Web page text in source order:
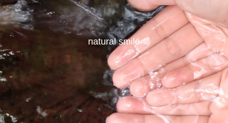
natural smile